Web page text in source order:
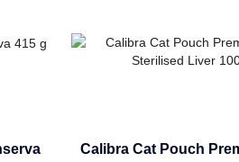
Calibra Cat Pouch